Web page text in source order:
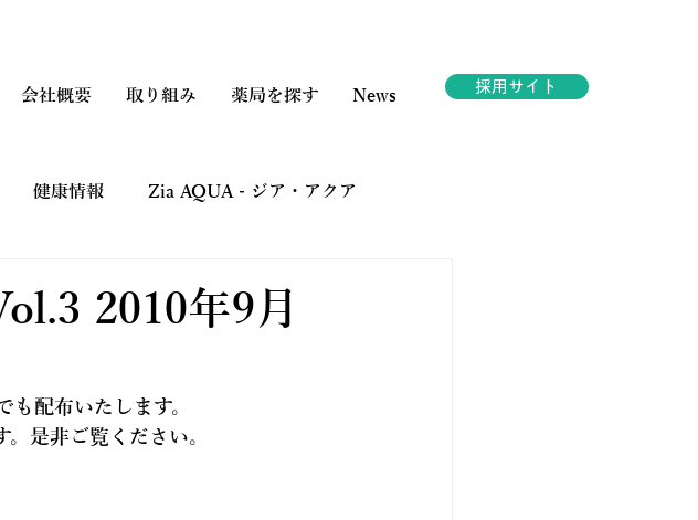
会社概要 取り組み 薬局を探す News 採用サイト
健康情報 Zia AQUA - ジア・アクア
2010年9月
も配布いたします。
是非ご覧ください。